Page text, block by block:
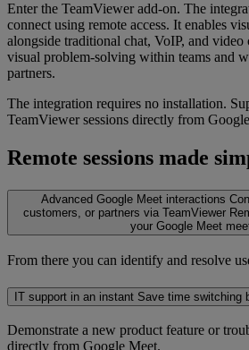
Enter the TeamViewer add-on. The
connect using remote access. It enables
alongside traditional chat, VoIP, and
visual problem-solving within teams and
partners.
The integration requires no installation.
TeamViewer sessions directly from
Remote sessions made
Advanced Google Meet interactions
customers, or partners via TeamViewer
your Google Meet
From there you can identify and resolve
IT support in an instant Save time switching
Demonstrate a new product feature or
directly from Google Meet.